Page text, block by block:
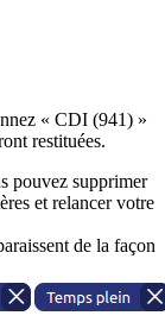
« CDI (941) »
restituées.
pouvez supprimer
et relancer votre
de la façon